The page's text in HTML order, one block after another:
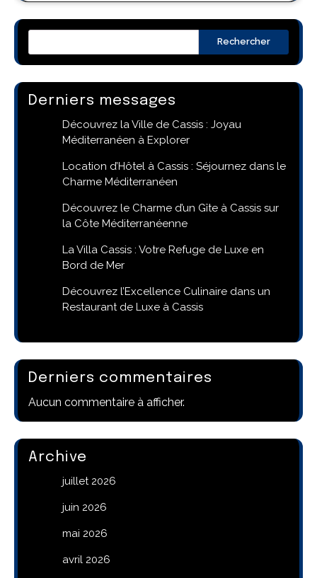
Rechercher
Derniers messages
Découvrez la Ville de Cassis : Joyau
Méditerranéen à Explorer
Location d’Hôtel à Cassis : Séjournez dans le
Charme Méditerranéen
Découvrez le Charme d’un Gîte à Cassis sur
la Côte Méditerranéenne
La Villa Cassis : Votre Refuge de Luxe en
Bord de Mer
Découvrez l’Excellence Culinaire dans un
Restaurant de Luxe à Cassis
Derniers commentaires
Aucun commentaire à afficher.
Archive
juillet 2026
juin 2026
mai 2026
avril 2026